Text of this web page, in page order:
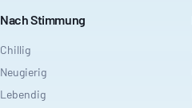
Nach Stimmung
Chillig
Neugierig
Lebendig